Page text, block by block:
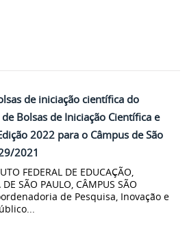
de iniciação científica do
Bolsas de Iniciação Científica e
2022 para o Câmpus de São
2021
FEDERAL DE EDUCAÇÃO,
SÃO PAULO, CÂMPUS SÃO
de Pesquisa, Inovação e